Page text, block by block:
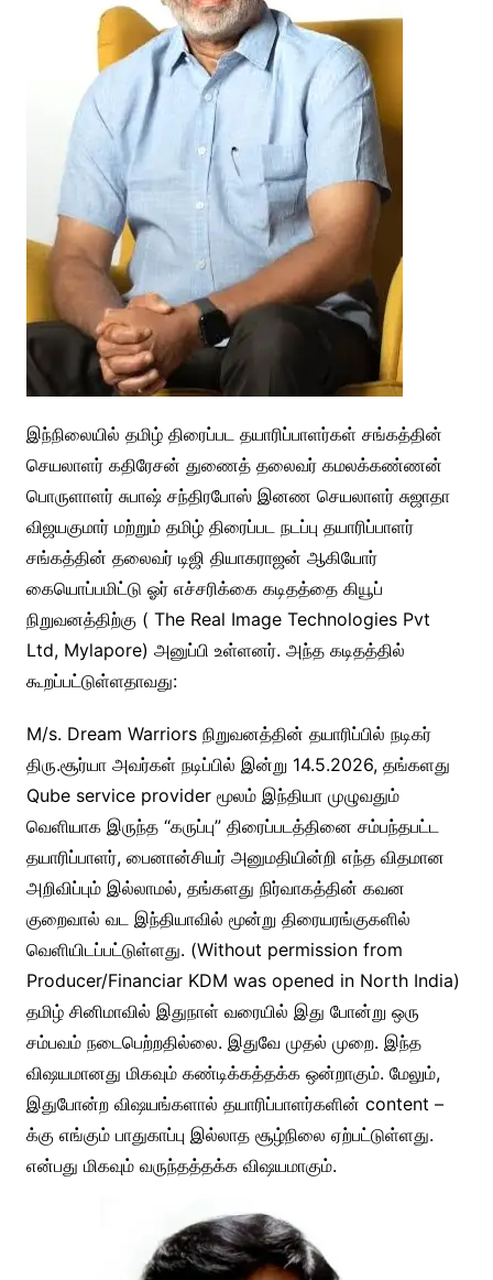
இந்நிலையில் தமிழ் திரைப்பட தயாரிப்பாளர்கள் சங்கத்தின்
செயலாளர் கதிரேசன் துணைத் தலைவர் கமலக்கண்ணன்
பொருளாளர் சுபாஷ் சந்திரபோஸ் இனண செயலாளர் சுஜாதா
விஜயகுமார் மற்றும் தமிழ் திரைப்பட நடப்பு தயாரிப்பாளர்
சங்கத்தின் தலைவர் டிஜி தியாகராஜன் ஆகியோர்
கையொப்பமிட்டு ஓர் எச்சரிக்கை கடிதத்தை கியூப்
நிறுவனத்திற்கு ( The Real Image Technologies Pvt
Ltd, Mylapore) அனுப்பி உள்ளனர். அந்த கடிதத்தில்
கூறப்பட்டுள்ளதாவது:
M/s. Dream Warriors நிறுவனத்தின் தயாரிப்பில் நடிகர்
திரு.சூர்யா அவர்கள் நடிப்பில் இன்று 14.5.2026, தங்களது
Qube service provider மூலம் இந்தியா முழுவதும்
வெளியாக இருந்த “கருப்பு” திரைப்படத்தினை சம்பந்தபட்ட
தயாரிப்பாளர், பைனான்சியர் அனுமதியின்றி எந்த விதமான
அறிவிப்பும் இல்லாமல், தங்களது நிர்வாகத்தின் கவன
குறைவால் வட இந்தியாவில் மூன்று திரையரங்குகளில்
வெளியிடப்பட்டுள்ளது. (Without permission from
Producer/Financiar KDM was opened in North India)
தமிழ் சினிமாவில் இதுநாள் வரையில் இது போன்று ஒரு
சம்பவம் நடைபெற்றதில்லை. இதுவே முதல் முறை. இந்த
விஷயமானது மிகவும் கண்டிக்கத்தக்க ஒன்றாகும். மேலும்,
இதுபோன்ற விஷயங்களால் தயாரிப்பாளர்களின் content –
க்கு எங்கும் பாதுகாப்பு இல்லாத சூழ்நிலை ஏற்பட்டுள்ளது.
என்பது மிகவும் வருந்தத்தக்க விஷயமாகும்.